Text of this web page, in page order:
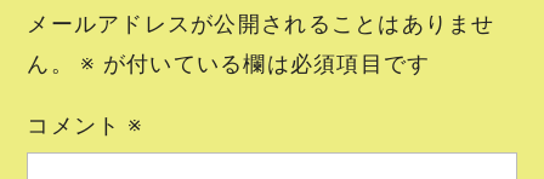
メールアドレスが公開されることはありませ
ん。
※ が付いている欄は必須項目です
コメント ※